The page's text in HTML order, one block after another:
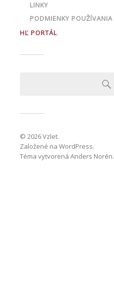
LINKY
PODMIENKY POUŽÍVANIA
HĽ PORTÁL
© 2026Vzlet.
Založené na WordPress.
Téma vytvorená Anders Norén.